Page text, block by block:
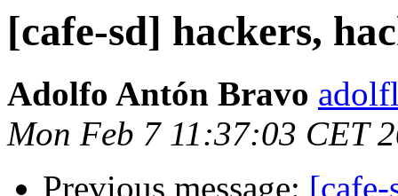
[cafe-sd] hackers,
Adolfo Antón Bravo
Mon Feb 7 11:37:03 CET
Previous message: [cafe-